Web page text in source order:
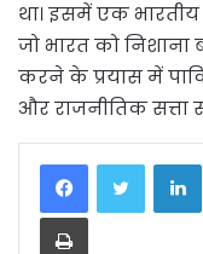
था। इसमें एक
जो भारत को
करने के प्रयास में
और राजनीतिक
Print